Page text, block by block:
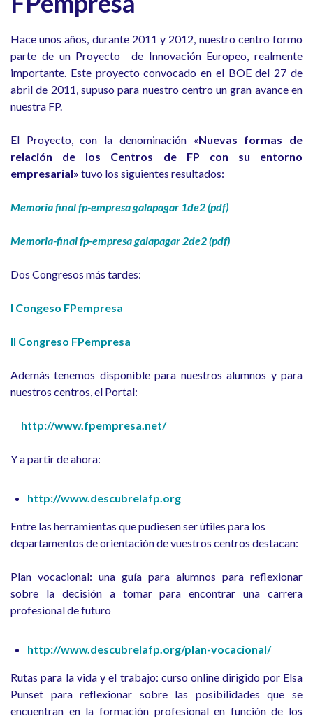
Hace unos años, durante 2011 y 2012, nuestro centro formo
parte de un Proyecto de Innovación Europeo, realmente
importante. Este proyecto convocado en el BOE del 27 de
abril de 2011, supuso para nuestro centro un gran avance en
nuestra FP.
El Proyecto, con la denominación «Nuevas formas de
relación de los Centros de FP con su entorno
empresarial» tuvo los siguientes resultados:
Memoria final fp-empresa galapagar 1de2 (pdf)
Memoria-final fp-empresa galapagar 2de2 (pdf)
Dos Congresos más tardes:
I Congeso FPempresa
II Congreso FPempresa
Además tenemos disponible para nuestros alumnos y para
nuestros centros, el Portal:
http://www.fpempresa.net/
Y a partir de ahora:
http://www.descubrelafp.org
Entre las herramientas que pudiesen ser útiles para los
departamentos de orientación de vuestros centros destacan:
Plan vocacional: una guía para alumnos para reflexionar
sobre la decisión a tomar para encontrar una carrera
profesional de futuro
http://www.descubrelafp.org/plan-vocacional/
Rutas para la vida y el trabajo: curso online dirigido por Elsa
Punset para reflexionar sobre las posibilidades que se
encuentran en la formación profesional en función de los